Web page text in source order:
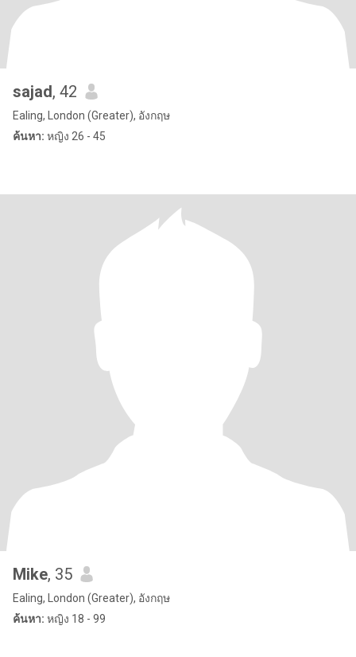
sajad, 42
Ealing, London (Greater), อังกฤษ
ค้นหา: หญิง 26 - 45
Mike, 35
Ealing, London (Greater), อังกฤษ
ค้นหา: หญิง 18 - 99